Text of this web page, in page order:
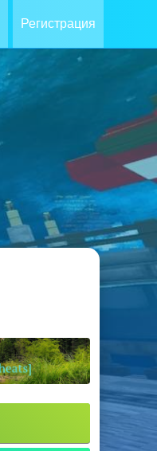
Регистрация